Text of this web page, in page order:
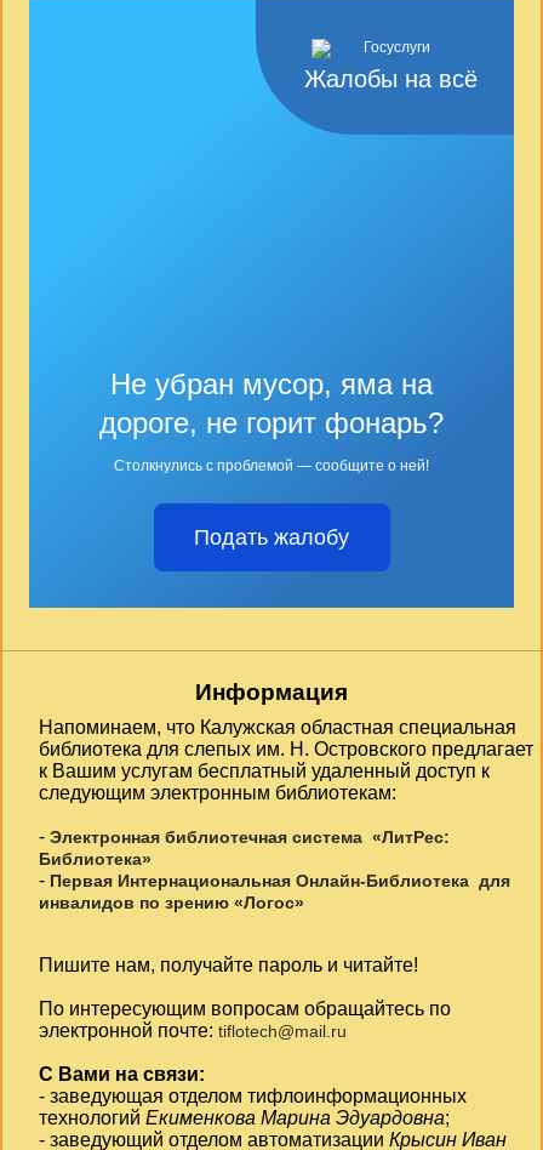
Жалобы на всё
Не убран мусор, яма на
дороге, не горит фонарь?
Столкнулись с проблемой — сообщите о ней!
Подать жалобу
Информация
Напоминаем, что Калужская областная специальная
библиотека для слепых им. Н. Островского предлагает
к Вашим услугам бесплатный удаленный доступ к
следующим электронным библиотекам:
- Электронная библиотечная система «ЛитРес:
Библиотека»
- Первая Интернациональная Онлайн-Библиотека для
инвалидов по зрению «Логос»
Пишите нам, получайте пароль и читайте!
По интересующим вопросам обращайтесь по
электронной почте: tiflotech@mail.ru
С Вами на связи:
- заведующая отделом тифлоинформационных
технологий Екименкова Марина Эдуардовна;
- заведующий отделом автоматизации Крысин Иван